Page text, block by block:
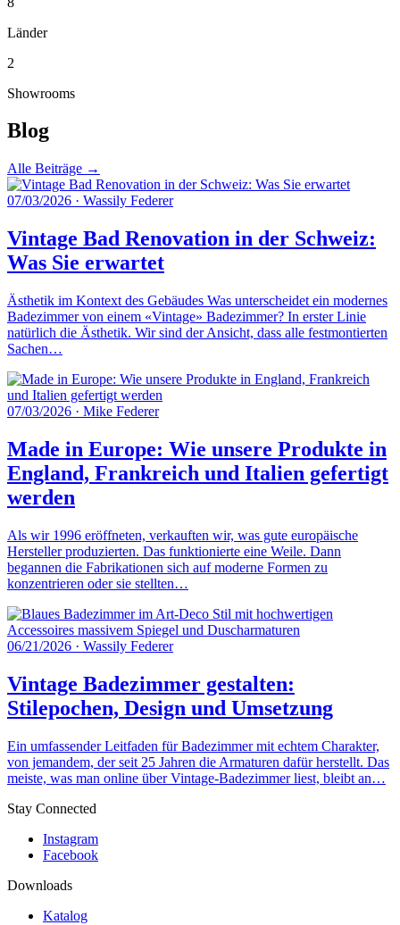
Länder
2
Showrooms
Blog
Alle Beiträge →
07/03/2026 · Wassily Federer
Vintage Bad Renovation in der Schweiz:
Was Sie erwartet
Ästhetik im Kontext des Gebäudes Was unterscheidet ein modernes
Badezimmer von einem «Vintage» Badezimmer? In erster Linie
natürlich die Ästhetik. Wir sind der Ansicht, dass alle festmontierten
Sachen…
07/03/2026 · Mike Federer
Made in Europe: Wie unsere Produkte in
England, Frankreich und Italien gefertigt
werden
Als wir 1996 eröffneten, verkauften wir, was gute europäische
Hersteller produzierten. Das funktionierte eine Weile. Dann
begannen die Fabrikationen sich auf moderne Formen zu
konzentrieren oder sie stellten…
06/21/2026 · Wassily Federer
Vintage Badezimmer gestalten:
Stilepochen, Design und Umsetzung
Ein umfassender Leitfaden für Badezimmer mit echtem Charakter,
von jemandem, der seit 25 Jahren die Armaturen dafür herstellt. Das
meiste, was man online über Vintage-Badezimmer liest, bleibt an…
Stay Connected
Instagram
Facebook
Downloads
Katalog